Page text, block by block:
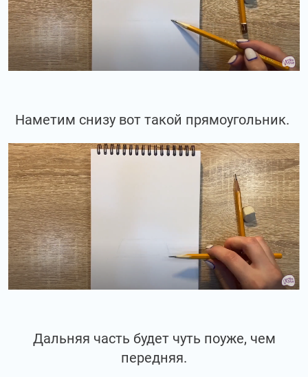
Наметим снизу вот такой прямоугольник.
Дальняя часть будет чуть поуже, чем
передняя.